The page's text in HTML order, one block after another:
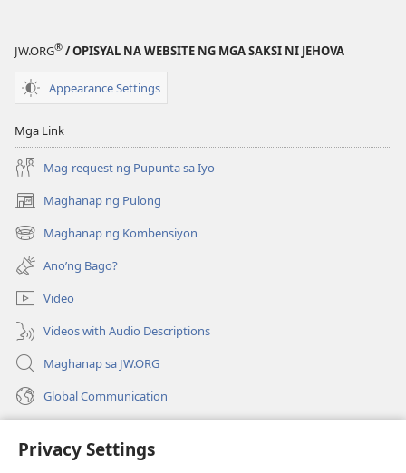
Privacy Settings
MAGASIN
JW.ORG® / OPISYAL NA WEBSITE NG MGA SAKSI NI JEHOVA
Appearance Settings
Mga Link
Mag-request ng Pupunta sa Iyo
Maghanap ng Pulong
(may
bubukas
na
bagong
window)
Maghanap ng Kombensiyon
(may
bubukas
na
bagong
window)
Ano’ng Bago?
Video
Videos with Audio Descriptions
Maghanap sa JW.ORG
Global Communication